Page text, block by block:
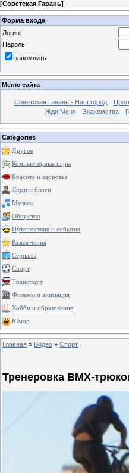
[Советская Гавань]
Форма входа
Логин:
Пароль:
запомнить
Меню сайта
Советская Гавань - Наш город
Жди Меня
Знакомства
Categories
Другое
Компьютерные игры
Красота и здоровье
Люди и блоги
Музыка
Общество
Путешествия и события
Развлечения
Сериалы
Спорт
Транспорт
Фильмы и анимация
Хобби и образование
Юмор
Главная » Видео » Спорт
Тренеровка BMX-